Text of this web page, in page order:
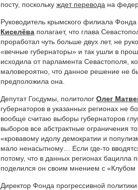
посту, поскольку ждет перевода на
Руководитель крымского филиала Фонда
Киселёва полагает, что глава
проработал чуть больше двух лет, не
«вечные губернаторы» и так ушли в
исходила от парламента Севастополя,
маловероятно, что данное решение не
предположила она.
Депутат Госдумы, политолог Олег
губернаторов в указанных регионах не
вообще считаю выборы губернаторов
выборов все абстрактные ограничения
«кровавому идолу демократии и
мало ненасытному… Если где-то
потому, что в данных регионах бацилла
поделился он своим мнением с «Клубом
Директор Фонда прогрессивной политики